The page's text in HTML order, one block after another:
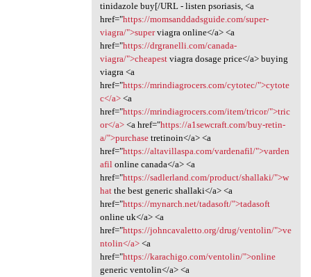
tinidazole buy[/URL - listen psoriasis, <a
href="https://momsanddadsguide.com/super-
viagra/">superviagra online</a> <a
href="https://drgranelli.com/canada-
viagra/">cheapestviagra dosage price</a> buying
viagra <a
href="https://mrindiagrocers.com/cytotec/">cytote
c</a><a
href="https://mrindiagrocers.com/item/tricor/">tric
or</a><a href="https://a1sewcraft.com/buy-retin-
a/">purchasetretinoin</a> <a
href="https://altavillaspa.com/vardenafil/">varden
afilonline canada</a> <a
href="https://sadlerland.com/product/shallaki/">w
hatthe best generic shallaki</a> <a
href="https://mynarch.net/tadasoft/">tadasoft
online uk</a> <a
href="https://johncavaletto.org/drug/ventolin/">ve
ntolin</a><a
href="https://karachigo.com/ventolin/">online
generic ventolin</a> <a